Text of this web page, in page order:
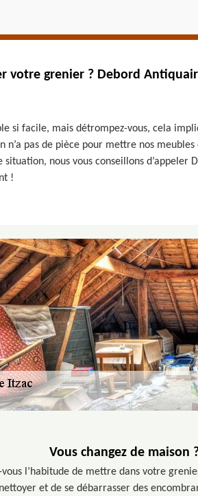
votre grenier ? Debord
si facile, mais détrompez-vous, cela
n’a pas de pièce pour mettre nos
situation, nous vous conseillons
!
Vous changez de
vous l’habitude de mettre dans votre
et de se débarrasser des